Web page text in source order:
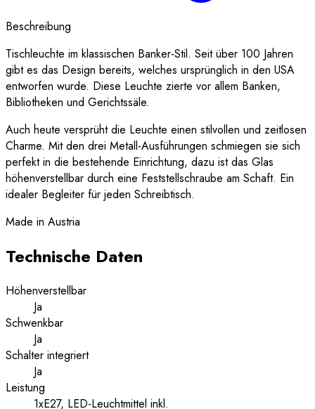
Beschreibung
Tischleuchte im klassischen Banker-Stil. Seit über 100 Jahren
gibt es das Design bereits, welches ursprünglich in den USA
entworfen wurde. Diese Leuchte zierte vor allem Banken,
Bibliotheken und Gerichtssäle.
Auch heute versprüht die Leuchte einen stilvollen und zeitlosen
Charme. Mit den drei Metall-Ausführungen schmiegen sie sich
perfekt in die bestehende Einrichtung, dazu ist das Glas
höhenverstellbar durch eine Feststellschraube am Schaft. Ein
idealer Begleiter für jeden Schreibtisch.
Made in Austria
Technische Daten
Höhenverstellbar
Ja
Schwenkbar
Ja
Schalter integriert
Ja
Leistung
1xE27, LED-Leuchtmittel inkl.